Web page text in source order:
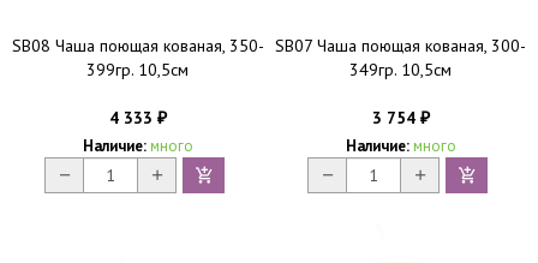
SB08 Чаша поющая кованая, 350-
399гр. 10,5см
4 333 ₽
Наличие: много
SB07 Чаша поющая кованая, 300-
349гр. 10,5см
3 754 ₽
Наличие: много